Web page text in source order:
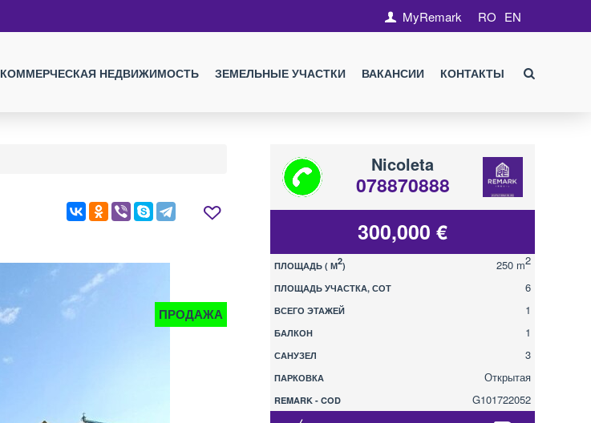
MyRemark RO EN
КОММЕРЧЕСКАЯ НЕДВИЖИМОСТЬ ЗЕМЕЛЬНЫЕ УЧАСТКИ ВАКАНСИИ КОНТАКТЫ
ПРОДАЖА
Nicoleta
078870888
300,000 €
ПЛОЩАДЬ ( М2) 250 m2
ПЛОЩАДЬ УЧАСТКА, СОТ 6
ВСЕГО ЭТАЖЕЙ 1
БАЛКОН 1
САНУЗЕЛ 3
ПАРКОВКА Открытая
REMARK - COD G101722052